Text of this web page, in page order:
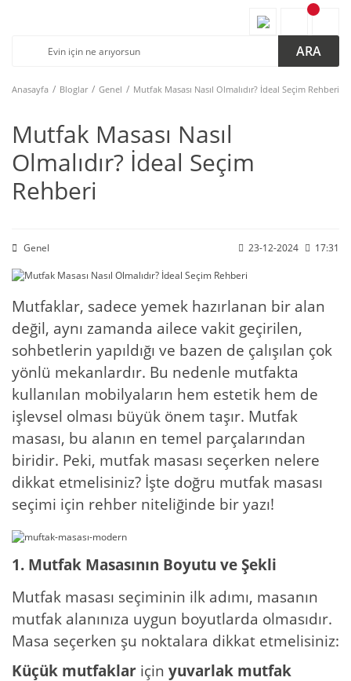
ARA
Anasayfa Bloglar Genel Mutfak Masası Nasıl Olmalıdır? İdeal Seçim Rehberi
Mutfak Masası Nasıl
Olmalıdır? İdeal Seçim
Rehberi
Genel 23-12-2024 17:31
Mutfaklar, sadece yemek hazırlanan bir alan
değil, aynı zamanda ailece vakit geçirilen,
sohbetlerin yapıldığı ve bazen de çalışılan çok
yönlü mekanlardır. Bu nedenle mutfakta
kullanılan mobilyaların hem estetik hem de
işlevsel olması büyük önem taşır. Mutfak
masası, bu alanın en temel parçalarından
biridir. Peki, mutfak masası seçerken nelere
dikkat etmelisiniz? İşte doğru mutfak masası
seçimi için rehber niteliğinde bir yazı!
1. Mutfak Masasının Boyutu ve Şekli
Mutfak masası seçiminin ilk adımı, masanın
mutfak alanınıza uygun boyutlarda olmasıdır.
Masa seçerken şu noktalara dikkat etmelisiniz:
Küçük mutfaklar için yuvarlak mutfak